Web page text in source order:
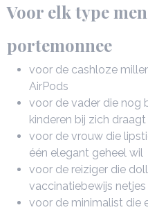
Voor elk type
portemonnee
voor de cashloze
AirPods
voor de vader die nog
kinderen bij zich draagt
voor de vrouw die
één elegant geheel wil
voor de reiziger die
vaccinatiebewijs
voor de minimalist die